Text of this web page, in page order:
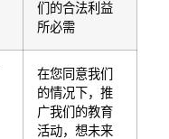
们的合法利益
所必需
在您同意我们
的情况下，推
广我们的教育
活动，想未来